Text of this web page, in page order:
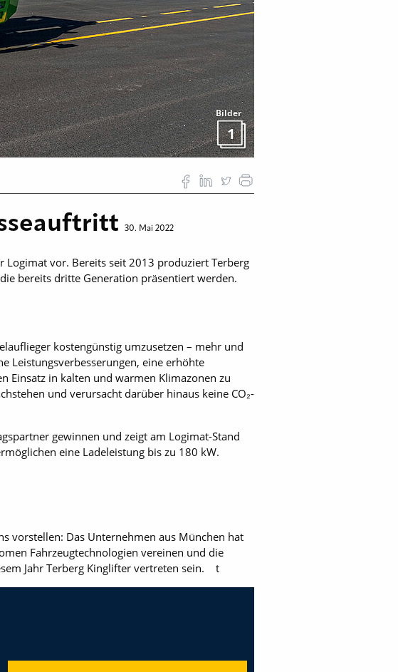
Bilder
1
30. Mai 2022
Logimat vor. Bereits seit 2013 produziert Terberg
bereits dritte Generation präsentiert werden.
kostengünstig umzusetzen – mehr und
Leistungsverbesserungen, eine erhöhte
Einsatz in kalten und warmen Klimazonen zu
und verursacht darüber hinaus keine CO₂-
gewinnen und zeigt am Logimat-Stand
eine Ladeleistung bis zu 180 kW.
vorstellen: Das Unternehmen aus München hat
Fahrzeugtechnologien vereinen und die
Jahr Terberg Kinglifter vertreten sein. t